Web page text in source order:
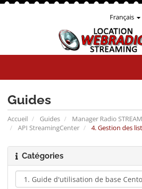
Français
Guides
Accueil Guides
Manager Radio
API StreamingCenter
4. Gestion des
Catégories